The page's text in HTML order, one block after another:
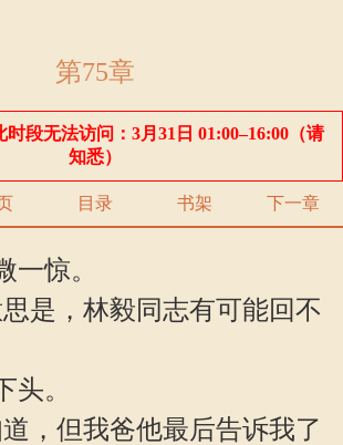
第75章
段无法访问：3月31日 01:00–16:00（请
知悉）
目录 书架 下一章
惊。
是，林毅同志有可能回不
。
，但我爸他最后告诉我了